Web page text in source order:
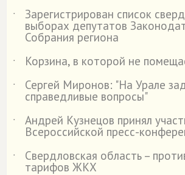
˙ Зарегистрирован список
выборах депутатов
Собрания региона
˙
Корзина, в которой не
˙
Сергей Миронов: "На Урале
справедливые вопросы"
˙
Андрей Кузнецов принял
Всероссийской пресс-
˙
Свердловская область –
тарифов ЖКХ